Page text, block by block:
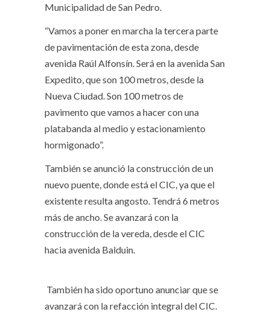
Municipalidad de San Pedro.
“Vamos a poner en marcha la tercera parte
de pavimentación de esta zona, desde
avenida Raúl Alfonsín. Será en la avenida San
Expedito, que son 100 metros, desde la
Nueva Ciudad. Son 100 metros de
pavimento que vamos a hacer con una
platabanda al medio y estacionamiento
hormigonado”.
También se anunció la construcción de un
nuevo puente, donde está el CIC, ya que el
existente resulta angosto. Tendrá 6 metros
más de ancho. Se avanzará con la
construcción de la vereda, desde el CIC
hacia avenida Balduin.
También ha sido oportuno anunciar que se
avanzará con la refacción integral del CIC.